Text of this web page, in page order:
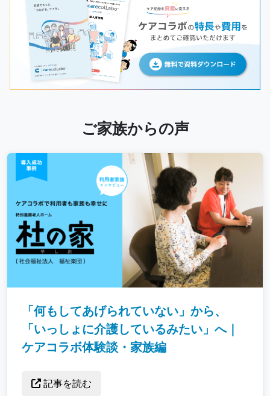
ご家族からの声
「何もしてあげられていない」から、
「いっしょに介護しているみたい」へ｜
ケアコラボ体験談・家族編
記事を読む